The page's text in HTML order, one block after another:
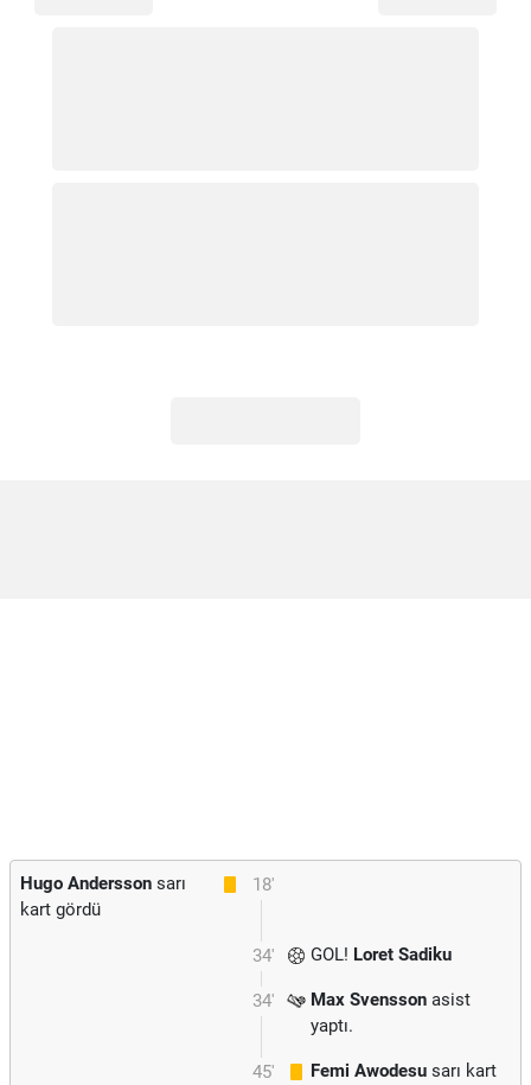
18'
Hugo Andersson sarı
kart gördü
34' GOL! Loret Sadiku
34' Max Svensson asist
yaptı.
45' Femi Awodesu sarı kart